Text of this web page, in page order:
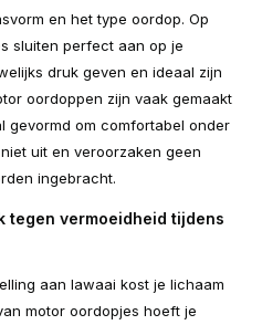
en het type oordop. Op
sluiten perfect aan op je
druk geven en ideaal zijn
oordoppen zijn vaak gemaakt
gevormd om comfortabel onder
uit en veroorzaken geen
ingebracht.
tegen vermoeidheid tijdens
aan lawaai kost je lichaam
motor oordopjes hoeft je